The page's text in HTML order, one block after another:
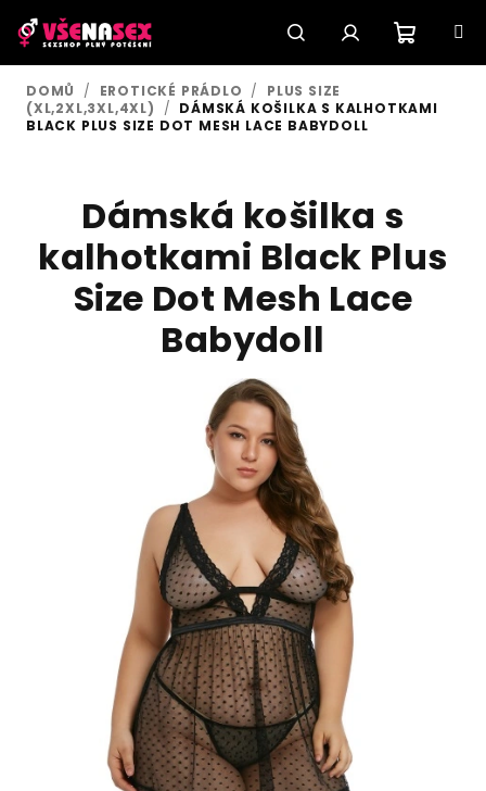
na
obsah
HledatPřihlášení
DOMŮ / EROTICKÉ PRÁDLO /
PLUS SIZE
(XL,2XL,3XL,4XL)
/ DÁMSKÁ KOŠILKA S KALHOTKAMI
BLACK PLUS SIZE DOT MESH LACE BABYDOLL
Dámská košilka s
kalhotkami Black Plus
Size Dot Mesh Lace
Babydoll